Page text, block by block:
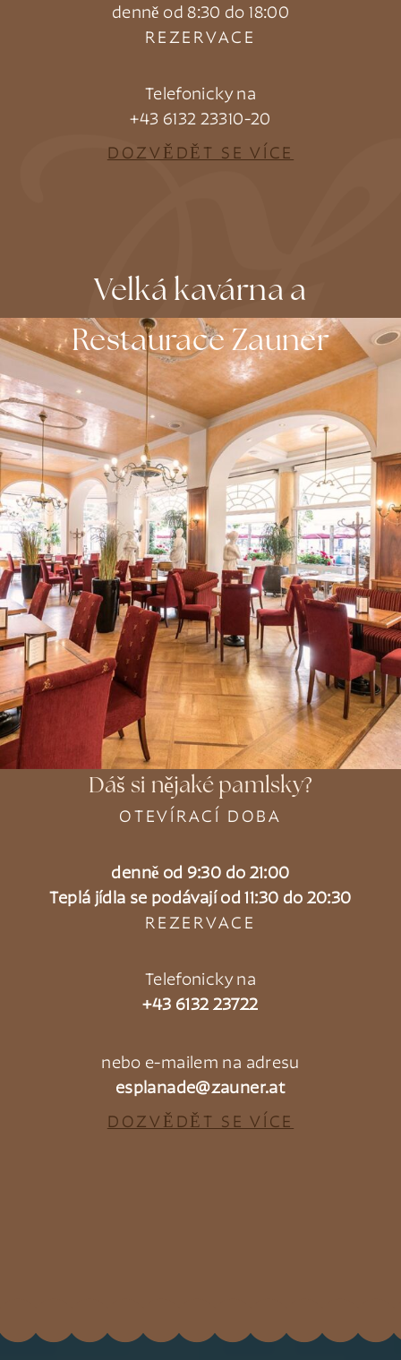
denně od 8:30 do 18:00
REZERVACE
Telefonicky na
+43 6132 23310-20
DOZVĚDĚT SE VÍCE
Dáš si nějaké pamlsky?
OTEVÍRACÍ DOBA
denně od 9:30 do 21:00
Teplá jídla se podávají od 11:30 do 20:30
REZERVACE
Telefonicky na
+43 6132 23722
nebo e-mailem na adresu
esplanade@zauner.at
DOZVĚDĚT SE VÍCE
Velká kavárna a
Restaurace Zauner